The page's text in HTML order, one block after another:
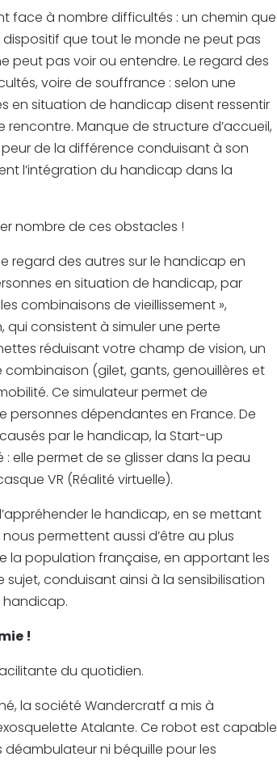
face à nombre difficultés : un chemin que
que tout le monde ne peut pas
peut pas voir ou entendre. Le regard des
voire de souffrance : selon une
en situation de handicap disent ressentir
rencontre. Manque de structure d’accueil,
de la différence conduisant à son
l’intégration du handicap dans la
nombre de ces obstacles !
regard des autres sur le handicap en
en situation de handicap, par
combinaisons de vieillissement »,
qui consistent à simuler une perte
réduisant votre champ de vision, un
(gilet, gants, genouillères et
Ce simulateur permet de
personnes dépendantes en France. De
par le handicap, la Start-up
: elle permet de se glisser dans la peau
VR (Réalité virtuelle).
le handicap, en se mettant
permettent aussi d’être au plus
la population française, en apportant les
conduisant ainsi à la sensibilisation
handicap.
!
du quotidien.
la société Wandercratf a mis à
Atalante. Ce robot est capable
déambulateur ni béquille pour les